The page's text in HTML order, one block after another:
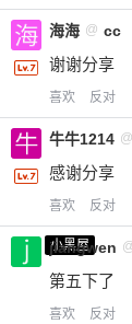
海海 @ cc
谢谢分享
喜欢 反对
牛牛1214 @
感谢分享
喜欢 反对
小黑屋
jiangwen
第五下了
喜欢 反对